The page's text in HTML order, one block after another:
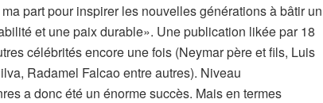
part pour inspirer les nouvelles générations à bâtir un
et une paix durable». Une publication likée par 18
célébrités encore une fois (Neymar père et fils, Luis
Radamel Falcao entre autres). Niveau
a donc été un énorme succès. Mais en termes